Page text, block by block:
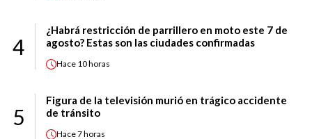
4
¿Habrá restricción de parrillero en moto este 7 de
agosto? Estas son las ciudades confirmadas
Hace 10 horas
5
Figura de la televisión murió en trágico accidente
de tránsito
Hace7 horas